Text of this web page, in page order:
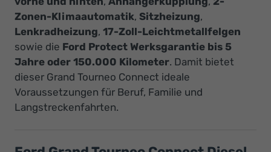
Zonen-Klimaautomatik, Sitzheizung,
Lenkradheizung, 17-Zoll-Leichtmetallfelgen
sowie die Ford Protect Werksgarantie bis 5
Jahre oder 150.000 Kilometer. Damit bietet
dieser Grand Tourneo Connect ideale
Voraussetzungen für Beruf, Familie und
Langstreckenfahrten.